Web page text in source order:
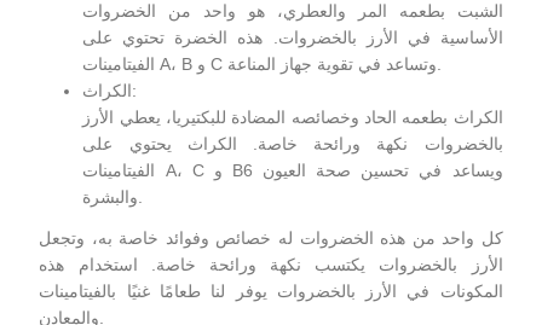
الشبت بطعمه المر والعطري، هو واحد من الخضروات
الأساسية في الأرز بالخضروات. هذه الخضرة تحتوي على
الكراث:
الكراث بطعمه الحاد وخصائصه المضادة للبكتيريا، يعطي الأرز
بالخضروات نكهة ورائحة خاصة. الكراث يحتوي على
الفيتامينات A، C و B6 ويساعد في تحسين صحة العيون
كل واحد من هذه الخضروات له خصائص وفوائد خاصة به، وتجعل
الأرز بالخضروات يكتسب نكهة ورائحة خاصة. استخدام هذه
المكونات في الأرز بالخضروات يوفر لنا طعامًا غنيًا بالفيتامينات